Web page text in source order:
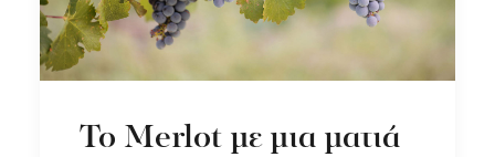
Το Merlot με μια ματιά